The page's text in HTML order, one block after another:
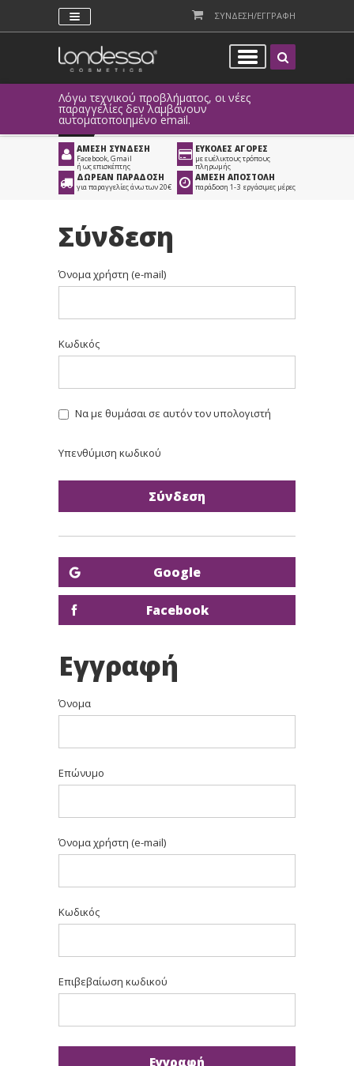
ΣΥΝΔΕΣΗ/ΕΓΓΡΑΦΗ
Λόγω τεχνικού προβλήματος, οι νέες
παραγγελίες δεν λαμβάνουν
αυτοματοποιημένο email.
ΑΜΕΣΗ ΣΥΝΔΕΣΗ
Facebook, Gmail
ή ως επισκέπτης
ΕΥΚΟΛΕΣ ΑΓΟΡΕΣ
με ευέλικτους τρόπους
πληρωμής
ΔΩΡΕΑΝ ΠΑΡΑΔΟΣΗ
για παραγγελίες άνω των 20€
ΑΜΕΣΗ ΑΠΟΣΤΟΛΗ
παράδοση 1-3 εργάσιμες μέρες
Σύνδεση
Όνομα χρήστη (e-mail)
Κωδικός
Να με θυμάσαι σε αυτόν τον υπολογιστή
Υπενθύμιση κωδικού
Google
Facebook
Εγγραφή
Όνομα
Επώνυμο
Όνομα χρήστη (e-mail)
Κωδικός
Επιβεβαίωση κωδικού